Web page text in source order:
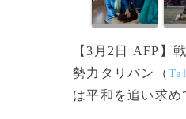
【3月2日 AFP】
勢力タリバン（
は平和を追い求め